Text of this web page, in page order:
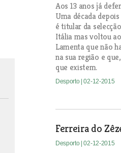
Aos 13 anos já
Uma década
é titular da
Itália mas voltou
Lamenta que não
na sua região e
que existem.
Desporto | 02-12-2015
Ferreira do
Desporto | 02-12-2015